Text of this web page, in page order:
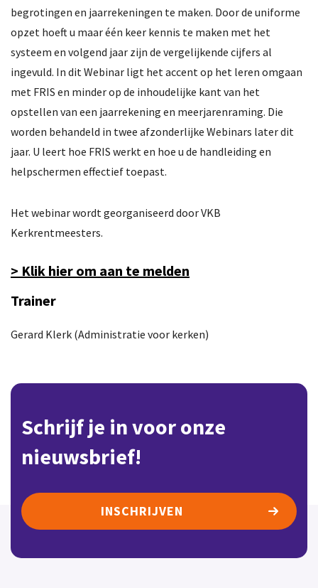
Lidmaatschap
Bureau & dienstverlening
Nieuwsbrieven
Erepenning
Contact
begrotingen en jaarrekeningen te maken. Door de uniforme
opzet hoeft u maar één keer kennis te maken met het
systeem en volgend jaar zijn de vergelijkende cijfers al
ingevuld. In dit Webinar ligt het accent op het leren omgaan
met FRIS en minder op de inhoudelijke kant van het
opstellen van een jaarrekening en meerjarenraming. Die
worden behandeld in twee afzonderlijke Webinars later dit
jaar. U leert hoe FRIS werkt en hoe u de handleiding en
helpschermen effectief toepast.
Het webinar wordt georganiseerd door VKB
Kerkrentmeesters.
> Klik hier om aan te melden
Trainer
Gerard Klerk (Administratie voor kerken)
Schrijf je in voor onze
nieuwsbrief!
INSCHRIJVEN